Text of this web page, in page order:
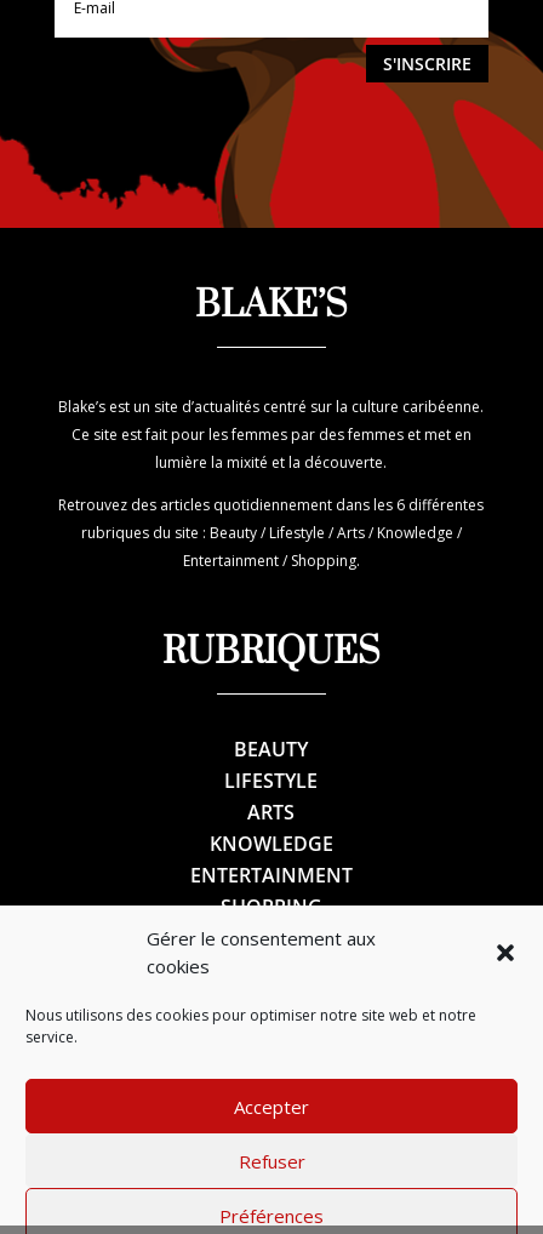
Gérer le consentement aux
cookies
Nous utilisons des cookies pour optimiser notre site web et notre
service.
Accepter
Refuser
Préférences
S'INSCRIRE
BLAKE’S
Blake’s est un site d’actualités centré sur la culture caribéenne.
Ce site est fait pour les femmes par des femmes et met en
lumière la mixité et la découverte.
Retrouvez des articles quotidiennement dans les 6 différentes
rubriques du site : Beauty / Lifestyle / Arts / Knowledge /
Entertainment / Shopping.
RUBRIQUES
BEAUTY
LIFESTYLE
ARTS
KNOWLEDGE
ENTERTAINMENT
SHOPPING
SUIVEZ-NOUS
Mentions légales–Politique de confidentialité